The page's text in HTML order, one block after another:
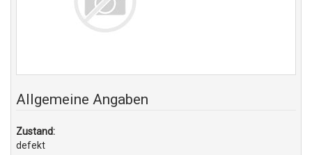
Allgemeine Angaben
Zustand:
defekt